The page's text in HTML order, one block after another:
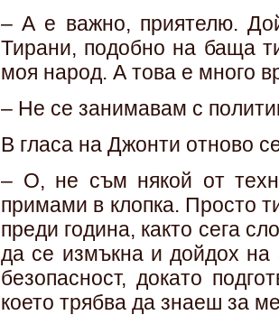
– А е важно, приятелю.
Тирани, подобно на баща
моя народ. А това е много
– Не се занимавам с
В гласа на Джонти отново
– О, не съм някой от
примами в клопка. Просто
преди година, както сега
да се измъкна и дойдох
безо­пасност, докато
което трябва да знаеш за